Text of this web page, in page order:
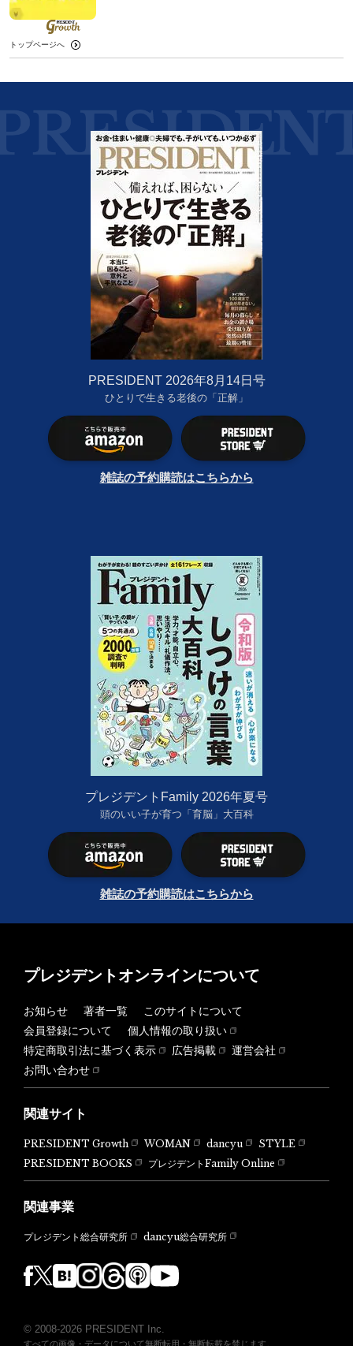
トップページへ
PRESIDENT 2026年8月14日号
ひとりで生きる老後の「正解」
雑誌の予約購読はこちらから
プレジデントFamily 2026年夏号
頭のいい子が育つ「育脳」大百科
雑誌の予約購読はこちらから
プレジデントオンラインについて
お知らせ 著者一覧
このサイトについて
会員登録について
個人情報の取り扱い
特定商取引法に基づく表示
広告掲載
運営会社
お問い合わせ
関連サイト
PRESIDENT Growth WOMAN dancyu
STYLE
PRESIDENT BOOKS
プレジデントFamily Online
関連事業
プレジデント総合研究所 dancyu総合研究所
© 2008-2026 PRESIDENT Inc.
すべての画像・データについて無断転用・無断転載を禁じます。